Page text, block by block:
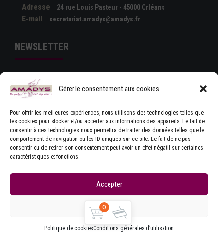
Gérer le consentement aux cookies
Pour offrir les meilleures expériences, nous utilisons des technologies telles que
les cookies pour stocker et/ou accéder aux informations des appareils. Le fait de
consentir à ces technologies nous permettra de traiter des données telles que le
comportement de navigation ou les ID uniques sur ce site. Le fait de ne pas
consentir ou de retirer son consentement peut avoir un effet négatif sur certaines
caractéristiques et fonctions.
Accepter
Refuser
Politique de cookiesConditions générales d’utilisation
Adresse 24 rue Louis Pasteur - 45000 Orléans
E-mail secretariat.amadys@amadys.fr
NEWSLETTER
J'ACCEPTE LES CONDITIONS GÉNÉRALES
D'UTILISATION
Mentions légales
Parlons Dystonie : charte
0